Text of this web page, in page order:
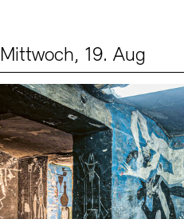
Mittwoch, 19. Aug